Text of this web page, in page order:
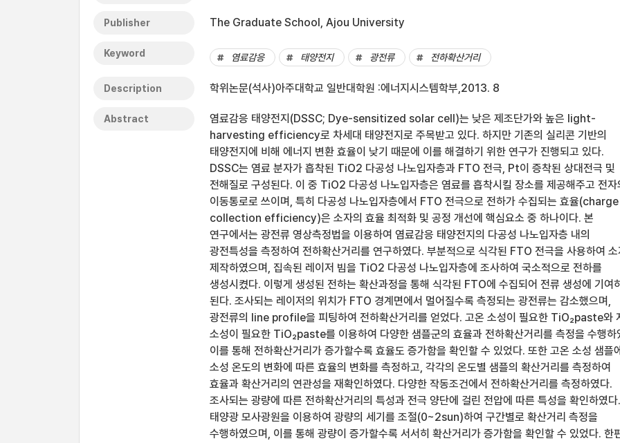
Publisher The Graduate School, Ajou University
Keyword 염료감응 태양전지 광전류 전하확산거리
Description 학위논문(석사)아주대학교 일반대학원 :에너지시스템학부,2013. 8
Abstract
염료감응 태양전지(DSSC; Dye-sensitized solar cell)는 낮은 제조단가와 높은 light-
harvesting efficiency로 차세대 태양전지로 주목받고 있다. 하지만 기존의 실리콘 기반의
태양전지에 비해 에너지 변환 효율이 낮기 때문에 이를 해결하기 위한 연구가 진행되고 있다.
DSSC는 염료 분자가 흡착된 TiO2 다공성 나노입자층과 FTO 전극, Pt이 증착된 상대전극 및
전해질로 구성된다. 이 중 TiO2 다공성 나노입자층은 염료를 흡착시킬 장소를 제공해주고 전자
이동통로로 쓰이며, 특히 다공성 나노입자층에서 FTO 전극으로 전하가 수집되는 효율(charge
collection efficiency)은 소자의 효율 최적화 및 공정 개선에 핵심요소 중 하나이다. 본
연구에서는 광전류 영상측정법을 이용하여 염료감응 태양전지의 다공성 나노입자층 내의
광전특성을 측정하여 전하확산거리를 연구하였다. 부분적으로 식각된 FTO 전극을 사용하여 소
제작하였으며, 집속된 레이저 빔을 TiO2 다공성 나노입자층에 조사하여 국소적으로 전하를
생성시켰다. 이렇게 생성된 전하는 확산과정을 통해 식각된 FTO에 수집되어 전류 생성에 기여
된다. 조사되는 레이저의 위치가 FTO 경계면에서 멀어질수록 측정되는 광전류는 감소했으며,
광전류의 line profile을 피팅하여 전하확산거리를 얻었다. 고온 소성이 필요한 TiO₂paste와
소성이 필요한 TiO₂paste를 이용하여 다양한 샘플군의 효율과 전하확산거리를 측정을 수행하
이를 통해 전하확산거리가 증가할수록 효율도 증가함을 확인할 수 있었다. 또한 고온 소성 샘플
소성 온도의 변화에 따른 효율의 변화를 측정하고, 각각의 온도별 샘플의 확산거리를 측정하여
효율과 확산거리의 연관성을 재확인하였다. 다양한 작동조건에서 전하확산거리를 측정하였다.
조사되는 광량에 따른 전하확산거리의 특성과 전극 양단에 걸린 전압에 따른 특성을 확인하였다.
태양광 모사광원을 이용하여 광량의 세기를 조절(0~2sun)하여 구간별로 확산거리 측정을
수행하였으며, 이를 통해 광량이 증가할수록 서서히 확산거리가 증가함을 확인할 수 있었다. 한